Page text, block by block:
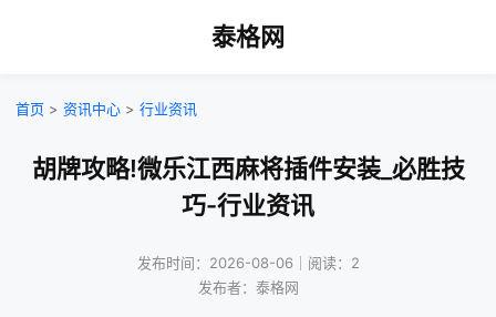
泰格网
首页 > 资讯中心 > 行业资讯
胡牌攻略!微乐江西麻将插件安装_必胜技
巧-行业资讯
发布时间：2026-08-06｜阅读：2
发布者：泰格网